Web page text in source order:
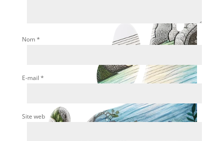
Nom*
E-mail *
Site web